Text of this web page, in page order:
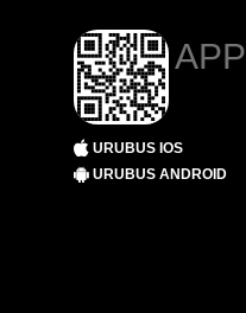
APP
URUBUS IOS
URUBUS ANDROID